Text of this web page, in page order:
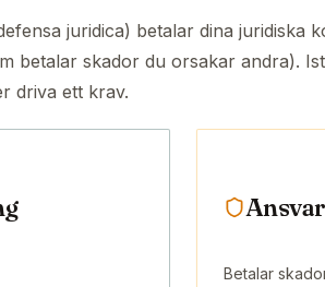
juridica) betalar dina juridiska
betalar skador du orsakar andra).
driva ett krav.
Betalar